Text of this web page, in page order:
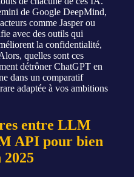
de Google DeepMind,
comme Jasper ou
avec des outils qui
la confidentialité,
quelles sont ces
détrôner ChatGPT en
dans un comparatif
adaptée à vos ambitions
entre LLM
API pour bien